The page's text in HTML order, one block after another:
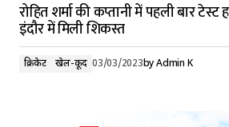
रोहित शर्मा की कप्तानी में पहली बार टेस्ट
इंदौर में मिली शिकस्त
क्रिकेट खेल-कूद 03/03/2023byAdmin K